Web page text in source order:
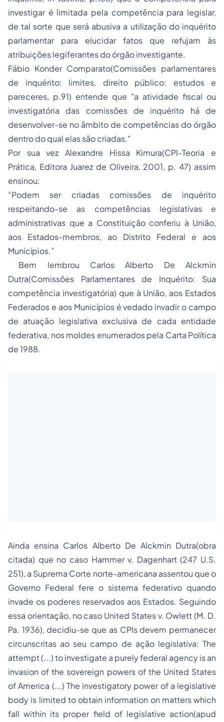
investigar é limitada pela competência para legislar,
de tal sorte que será abusiva a utilização do inquérito
parlamentar para elucidar fatos que refujam às
atribuições legiferantes do órgão investigante.
Fábio Konder Comparato(Comissões parlamentares
de inquérito: limites, direito público: estudos e
pareceres, p.91) entende que "a atividade fiscal ou
investigatória das comissões de inquérito há de
desenvolver-se no âmbito de competências do órgão
dentro do qual elas são criadas."
Por sua vez Alexandre Hissa Kimura(CPI-Teoria e
Prática, Editora Juarez de Oliveira, 2001, p. 47) assim
ensinou:
“Podem ser criadas comissões de inquérito
respeitando-se as competências legislativas e
administrativas que a Constituição conferiu à União,
aos Estados-membros, ao Distrito Federal e aos
Municípios.”
Bem lembrou Carlos Alberto De Alckmin
Dutra(Comissões Parlamentares de Inquérito: Sua
competência investigatória) que à União, aos Estados
Federados e aos Municípios é vedado invadir o campo
de atuação legislativa exclusiva de cada entidade
federativa, nos moldes enumerados pela Carta Política
de 1988.
Ainda ensina Carlos Alberto De Alckmin Dutra(obra
citada) que no caso Hammer v. Dagenhart (247 U.S.
251), a Suprema Corte norte-americana assentou que o
Governo Federal fere o sistema federativo quando
invade os poderes reservados aos Estados. Seguindo
essa orientação, no caso United States v. Owlett (M. D.
Pa. 1936), decidiu-se que as CPIs devem permanecer
circunscritas ao seu campo de ação legislativa: The
attempt (...) to investigate a purely federal agency is an
invasion of the sovereign powers of the United States
of America (...) The investigatory power of a legislative
body is limited to obtain information on matters which
fall within its proper field of legislative action(apud